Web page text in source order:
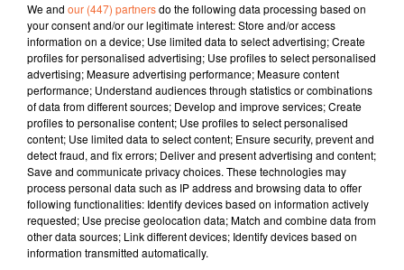
coup de coeur cinéma
9 mars 2022 - 2 min 11 sec
GOLIATH - COUP DE COEUR DU 9 MARS 2022
David Puaud
Coup de coeur cinéma
Chaque mercredi, dans notre Actu Ciné à 17h15,
Morgan, programmateur au Fauteuil Rouge à
We and our (447) partnersdo the following data processing based on
your consent and/or our legitimate interest: Store and/or access
information on a device; Use limited data to select advertising; Create
profiles for personalised advertising; Use profiles to select personalised
advertising; Measure advertising performance; Measure content
performance; Understand audiences through statistics or combinations
of data from different sources; Develop and improve services; Create
profiles to personalise content; Use profiles to select personalised
content; Use limited data to select content; Ensure security, prevent and
detect fraud, and fix errors; Deliver and present advertising and content;
Save and communicate privacy choices. These technologies may
process personal data such as IP address and browsing data to offer
following functionalities: Identify devices based on information actively
requested; Use precise geolocation data; Match and combine data from
other data sources; Link different devices; Identify devices based on
information transmitted automatically.